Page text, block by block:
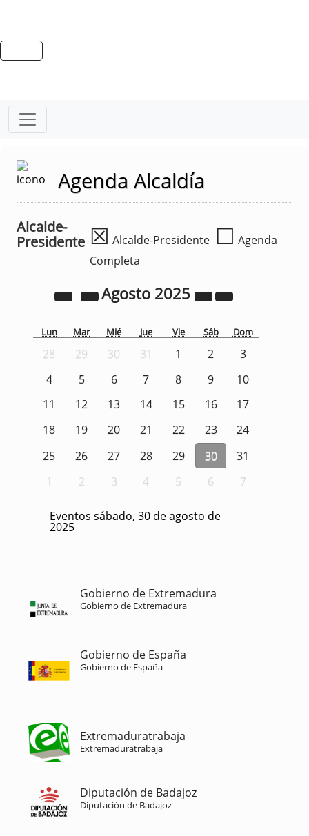
Agenda Alcaldía
Alcalde-
Presidente ☒ Alcalde-Presidente ☐ Agenda
Completa
Agosto 2025
Lun Mar Mié Jue Vie Sáb Dom
28 29 30 31 1 2
3
4
5 6 7 8 9
10
11
12 13 14 15 16
17
18
19 20 21 22 23
24
25
26 27 28 29 30
31
1
2 3 4 5 6 7
Eventos sábado, 30 de agosto de
2025
Gobierno de Extremadura
Gobierno de Extremadura
Gobierno de España
Gobierno de España
Extremaduratrabaja
Extremaduratrabaja
Diputación de Badajoz
Diputación de Badajoz